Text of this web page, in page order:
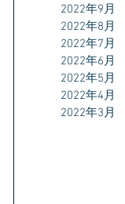
2022年9月
2022年8月
2022年7月
2022年6月
2022年5月
2022年4月
2022年3月